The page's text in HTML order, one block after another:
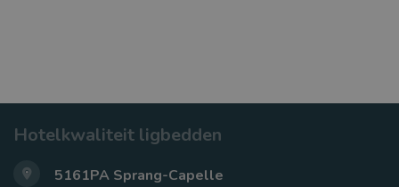
Hotelkwaliteit ligbedden
5161PA Sprang-Capelle